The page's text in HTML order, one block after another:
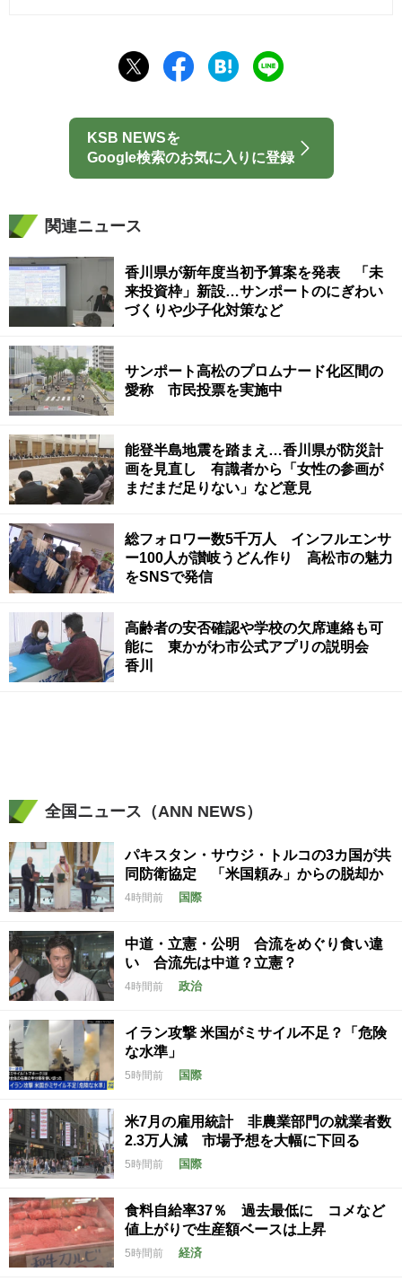
KSB NEWSを
Google検索のお気に入りに登録
関連ニュース
香川県が新年度当初予算案を発表 「未
来投資枠」新設…サンポートのにぎわい
づくりや少子化対策など
サンポート高松のプロムナード化区間の
愛称 市民投票を実施中
能登半島地震を踏まえ…香川県が防災計
画を見直し 有識者から「女性の参画が
まだまだ足りない」など意見
総フォロワー数5千万人 インフルエンサ
ー100人が讃岐うどん作り 高松市の魅力
をSNSで発信
高齢者の安否確認や学校の欠席連絡も可
能に 東かがわ市公式アプリの説明会
香川
全国ニュース（ANN NEWS）
パキスタン・サウジ・トルコの3カ国が共
同防衛協定 「米国頼み」からの脱却か
4時間前 国際
中道・立憲・公明 合流をめぐり食い違
い 合流先は中道？立憲？
4時間前 政治
イラン攻撃 米国がミサイル不足？「危険
な水準」
5時間前 国際
米7月の雇用統計 非農業部門の就業者数
2.3万人減 市場予想を大幅に下回る
5時間前 国際
食料自給率37％ 過去最低に コメなど
値上がりで生産額ベースは上昇
5時間前 経済